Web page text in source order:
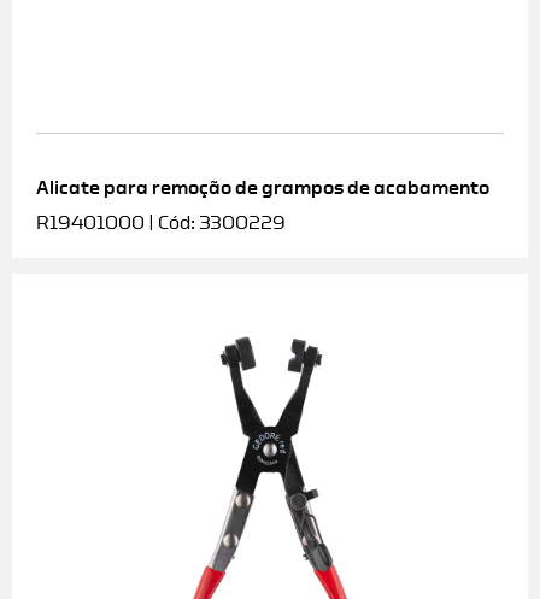
Alicate para remoção de grampos de acabamento
R19401000 | Cód: 3300229